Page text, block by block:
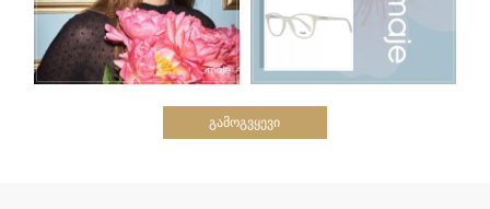
ᲒᲐᲛᲝᲒᲕᲧᲔᲕᲘ